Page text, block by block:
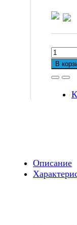
В
Описание